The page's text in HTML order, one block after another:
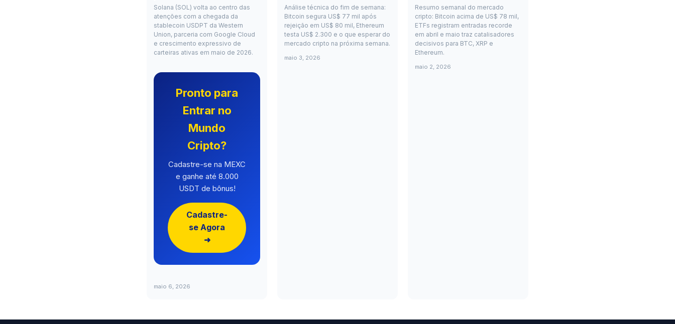
Solana (SOL) volta ao centro das
atenções com a chegada da
stablecoin USDPT da Western
Union, parceria com Google Cloud
e crescimento expressivo de
carteiras ativas em maio de 2026.
Pronto para
Entrar no
Mundo
Cripto?
Cadastre-se na MEXC
e ganhe até 8.000
USDT de bônus!
Cadastre-
se Agora
➜
maio 6, 2026
Análise técnica do fim de semana:
Bitcoin segura US$ 77 mil após
rejeição em US$ 80 mil, Ethereum
testa US$ 2.300 e o que esperar do
mercado cripto na próxima semana.
maio 3, 2026
Resumo semanal do mercado
cripto: Bitcoin acima de US$ 78 mil,
ETFs registram entradas recorde
em abril e maio traz catalisadores
decisivos para BTC, XRP e
Ethereum.
maio 2, 2026